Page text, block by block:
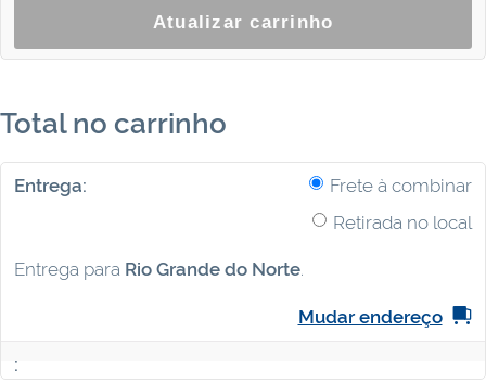
Atualizar carrinho
Total no carrinho
Frete à combinar
Retirada no local
Entrega para Rio Grande do Norte.
Mudar endereço